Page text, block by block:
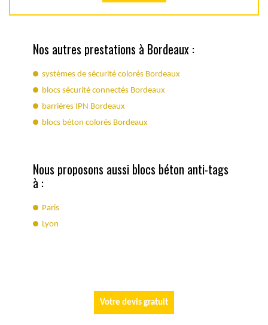
Nos autres prestations à Bordeaux :
systèmes de sécurité colorés Bordeaux
blocs sécurité connectés Bordeaux
barrières IPN Bordeaux
blocs béton colorés Bordeaux
Nous proposons aussi blocs béton anti-tags
à :
Paris
Lyon
Votre devis gratuit